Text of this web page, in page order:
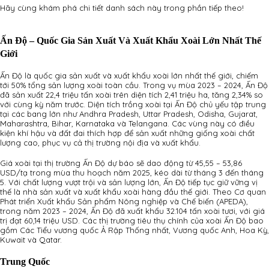
Hãy cùng khám phá chi tiết danh sách này trong phần tiếp theo!
Ấn Độ – Quốc Gia Sản Xuất Và Xuất Khẩu Xoài Lớn Nhất Thế
Giới
Ấn Độ là quốc gia sản xuất và xuất khẩu xoài lớn nhất thế giới, chiếm
tới 50% tổng sản lượng xoài toàn cầu. Trong vụ mùa 2023 – 2024, Ấn Độ
đã sản xuất 22,4 triệu tấn xoài trên diện tích 2,41 triệu ha, tăng 2,34% so
với cùng kỳ năm trước. Diện tích trồng xoài tại Ấn Độ chủ yếu tập trung
tại các bang lớn như Andhra Pradesh, Uttar Pradesh, Odisha, Gujarat,
Maharashtra, Bihar, Karnataka và Telangana. Các vùng này có điều
kiện khí hậu và đất đai thích hợp để sản xuất những giống xoài chất
lượng cao, phục vụ cả thị trường nội địa và xuất khẩu.
Giá xoài tại thị trường Ấn Độ dự báo sẽ dao động từ 45,55 – 53,86
USD/tạ trong mùa thu hoạch năm 2025, kéo dài từ tháng 3 đến tháng
5. Với chất lượng vượt trội và sản lượng lớn, Ấn Độ tiếp tục giữ vững vị
thế là nhà sản xuất và xuất khẩu xoài hàng đầu thế giới. Theo Cơ quan
Phát triển Xuất khẩu Sản phẩm Nông nghiệp và Chế biến (APEDA),
trong năm 2023 – 2024, Ấn Độ đã xuất khẩu 32.104 tấn xoài tươi, với giá
trị đạt 60,14 triệu USD. Các thị trường tiêu thụ chính của xoài Ấn Độ bao
gồm Các Tiểu vương quốc Ả Rập Thống nhất, Vương quốc Anh, Hoa Kỳ,
Kuwait và Qatar.
Trung Quốc